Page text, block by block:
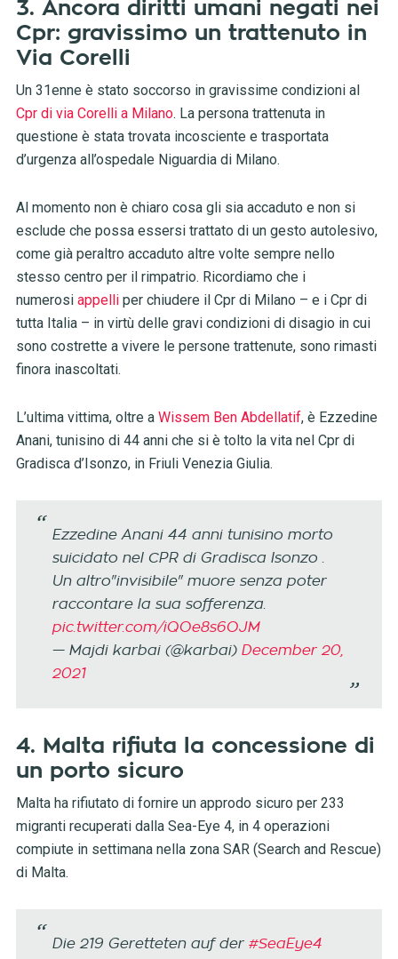
3. Ancora diritti umani negati nei
Cpr: gravissimo un trattenuto in
Via Corelli
Un 31enne è stato soccorso in gravissime condizioni al
Cpr di via Corelli a Milano. La persona trattenuta in
questione è stata trovata incosciente e trasportata
d’urgenza all’ospedale Niguardia di Milano.
Al momento non è chiaro cosa gli sia accaduto e non si
esclude che possa essersi trattato di un gesto autolesivo,
come già peraltro accaduto altre volte sempre nello
stesso centro per il rimpatrio. Ricordiamo che i
numerosi appelliper chiudere il Cpr di Milano – e i Cpr di
tutta Italia – in virtù delle gravi condizioni di disagio in cui
sono costrette a vivere le persone trattenute, sono rimasti
finora inascoltati.
L’ultima vittima, oltre a Wissem Ben Abdellatif, è Ezzedine
Anani, tunisino di 44 anni che si è tolto la vita nel Cpr di
Gradisca d’Isonzo, in Friuli Venezia Giulia.
Ezzedine Anani 44 anni tunisino morto
suicidato nel CPR di Gradisca Isonzo .
Un altro"invisibile" muore senza poter
raccontare la sua sofferenza.
pic.twitter.com/iQOe8s6OJM
— Majdi karbai (@karbai) December 20,
2021
4. Malta rifiuta la concessione di
un porto sicuro
Malta ha rifiutato di fornire un approdo sicuro per 233
migranti recuperati dalla Sea-Eye 4, in 4 operazioni
compiute in settimana nella zona SAR (Search and Rescue)
di Malta.
Die 219 Geretteten auf der #SeaEye4